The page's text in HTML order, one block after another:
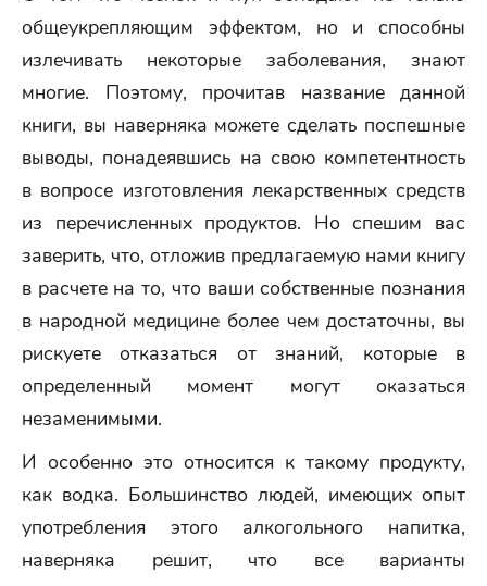
общеукрепляющим эффектом, но и способны
излечивать некоторые заболевания, знают
многие. Поэтому, прочитав название данной
книги, вы наверняка можете сделать поспешные
выводы, понадеявшись на свою компетентность
в вопросе изготовления лекарственных средств
из перечисленных продуктов. Но спешим вас
заверить, что, отложив предлагаемую нами книгу
в расчете на то, что ваши собственные познания
в народной медицине более чем достаточны, вы
рискуете отказаться от знаний, которые в
определенный момент могут оказаться
незаменимыми.
И особенно это относится к такому продукту,
как водка. Большинство людей, имеющих опыт
употребления этого алкогольного напитка,
наверняка решит, что все варианты